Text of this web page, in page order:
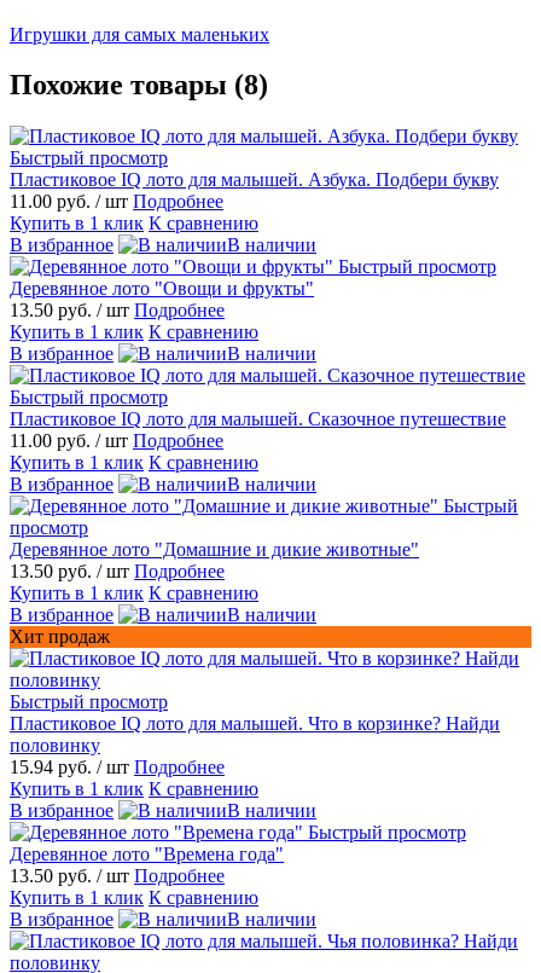
Игрушки для самых маленьких
Похожие товары (8)
Быстрый просмотр
Пластиковое IQ лото для малышей. Азбука. Подбери букву
11.00 руб. / шт Подробнее
Купить в 1 клик К сравнению
В избранное
В наличии
Быстрый просмотр
Деревянное лото "Овощи и фрукты"
13.50 руб. / шт Подробнее
Купить в 1 клик К сравнению
В избранное
В наличии
Быстрый просмотр
Пластиковое IQ лото для малышей. Сказочное путешествие
11.00 руб. / шт Подробнее
Купить в 1 клик К сравнению
В избранное
В наличии
Быстрый
просмотр
Деревянное лото "Домашние и дикие животные"
13.50 руб. / шт Подробнее
Купить в 1 клик К сравнению
В избранное
В наличии
Хит продаж
Быстрый просмотр
Пластиковое IQ лото для малышей. Что в корзинке? Найди
половинку
15.94 руб. / шт Подробнее
Купить в 1 клик К сравнению
В избранное
В наличии
Быстрый просмотр
Деревянное лото "Времена года"
13.50 руб. / шт Подробнее
Купить в 1 клик К сравнению
В избранное
В наличии